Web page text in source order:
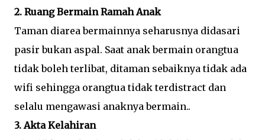
2. Ruang Bermain Ramah Anak
Taman diarea bermainnya seharusnya didasari
pasir bukan aspal. Saat anak bermain orangtua
tidak boleh terlibat, ditaman sebaiknya tidak ada
wifi sehingga orangtua tidak terdistract dan
selalu mengawasi anaknya bermain..
3. Akta Kelahiran